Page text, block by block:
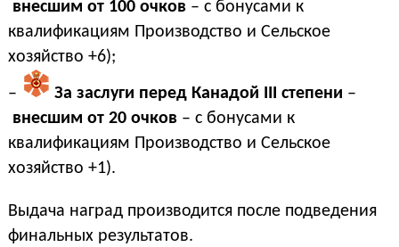
внесшим от 100 очков– с бонусами к
квалификациям Производство и Сельское
хозяйство +6);
– За заслуги перед Канадой III степени –
внесшим от 20 очков– с бонусами к
квалификациям Производство и Сельское
хозяйство +1).
Выдача наград производится после подведения
финальных результатов.